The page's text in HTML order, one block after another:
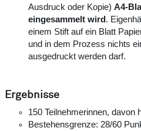
Ausdruck oder Kopie) A4-
eingesammelt wird .
einem Stift auf ein Blatt
und in dem Prozess nichts
ausgedruckt werden darf.
Ergebnisse
150 Teilnehmerinnen, davon
Bestehensgrenze: 28/60